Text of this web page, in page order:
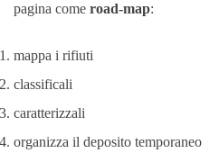
pagina come road-map:
mappa i rifiuti
classificali
caratterizzali
organizza il deposito temporaneo